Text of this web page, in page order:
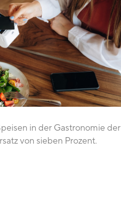
in der Gastronomie der
von sieben Prozent.